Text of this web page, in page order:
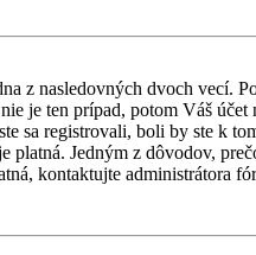
z nasledovných dvoch vecí.
je ten prípad, potom Váš
sa registrovali, boli by ste k
platná. Jedným z dôvodov,
kontaktujte administrátora